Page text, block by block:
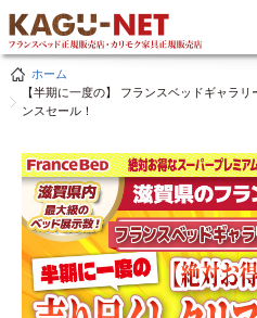
ホーム
【半期に一度の】 フランスベッドギャラ
ンスセール！